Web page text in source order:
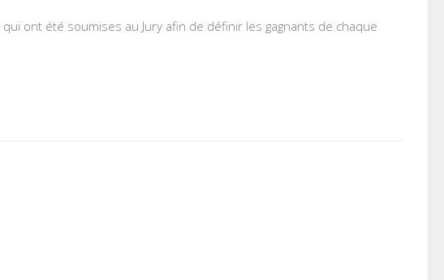
ont été soumises au Jury afin de définir les gagnants de chaque